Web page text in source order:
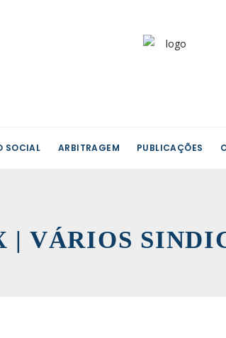
SOCIAL ARBITRAGEM PUBLICAÇÕES
| VÁRIOS